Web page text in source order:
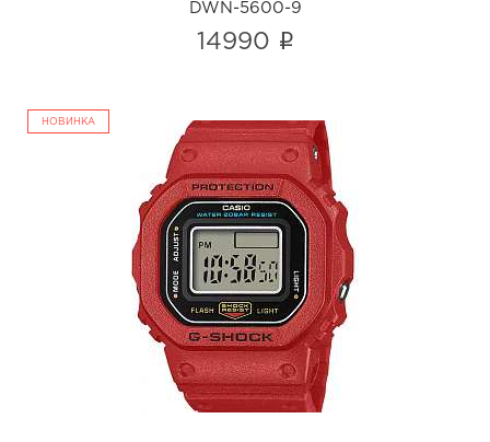
DWN-5600-9
14990 i
НОВИНКА
G-shock
DWN-5600-4
i